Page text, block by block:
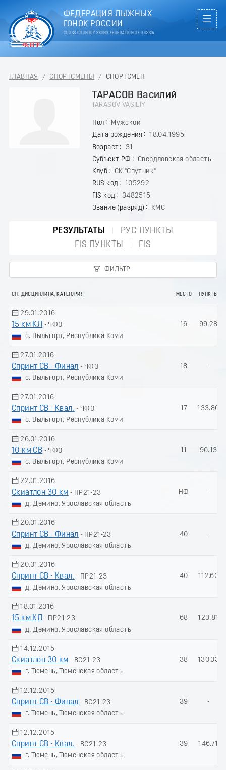
ФЕДЕРАЦИЯ ЛЫЖНЫХ
ГОНОК РОССИИ
CROSS COUNTRY SKIING FEDERATION OF RUSSIA
ГЛАВНАЯ / СПОРТСМЕНЫ / СПОРТСМЕН
ТАРАСОВ Василий
TARASOV VASILIY
Пол
Мужской
Дата рождения
18.04.1995
Возраст
31
Субъект РФ
Свердловская область
Клуб
СК "Спутник"
RUS код
105292
FIS код
3482515
Звание (разряд)
КМС
РЕЗУЛЬТАТЫ
РУС ПУНКТЫ
FIS ПУНКТЫ
FIS
ФИЛЬТР
СП. ДИСЦИПЛИНА, КАТЕГОРИЯ МЕСТО ПУНКТЫ
29.01.2016
15 км КЛ
- ЧФО
с. Выльгорт, Республика Коми
16 99.28
27.01.2016
Спринт СВ - Финал - ЧФО
с. Выльгорт, Республика Коми
18 -
27.01.2016
Спринт СВ - Квал. - ЧФО
с. Выльгорт, Республика Коми
17 133.80
26.01.2016
10 км СВ - ЧФО
с. Выльгорт, Республика Коми
11 90.13
22.01.2016
Скиатлон 30 км - ПР21-23
д. Демино, Ярославская область
НФ -
20.01.2016
Спринт СВ - Финал - ПР21-23
д. Демино, Ярославская область
40 -
20.01.2016
Спринт СВ - Квал. - ПР21-23
д. Демино, Ярославская область
40 112.60
18.01.2016
15 км КЛ
- ПР21-23
д. Демино, Ярославская область
68 123.81
14.12.2015
Скиатлон 30 км - ВС21-23
г. Тюмень, Тюменская область
38 130.03
12.12.2015
Спринт СВ - Финал - ВС21-23
г. Тюмень, Тюменская область
39 -
12.12.2015
Спринт СВ - Квал. - ВС21-23
г. Тюмень, Тюменская область
39 146.71